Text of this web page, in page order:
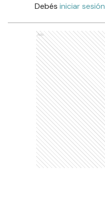
Debés iniciar sesión
Ads